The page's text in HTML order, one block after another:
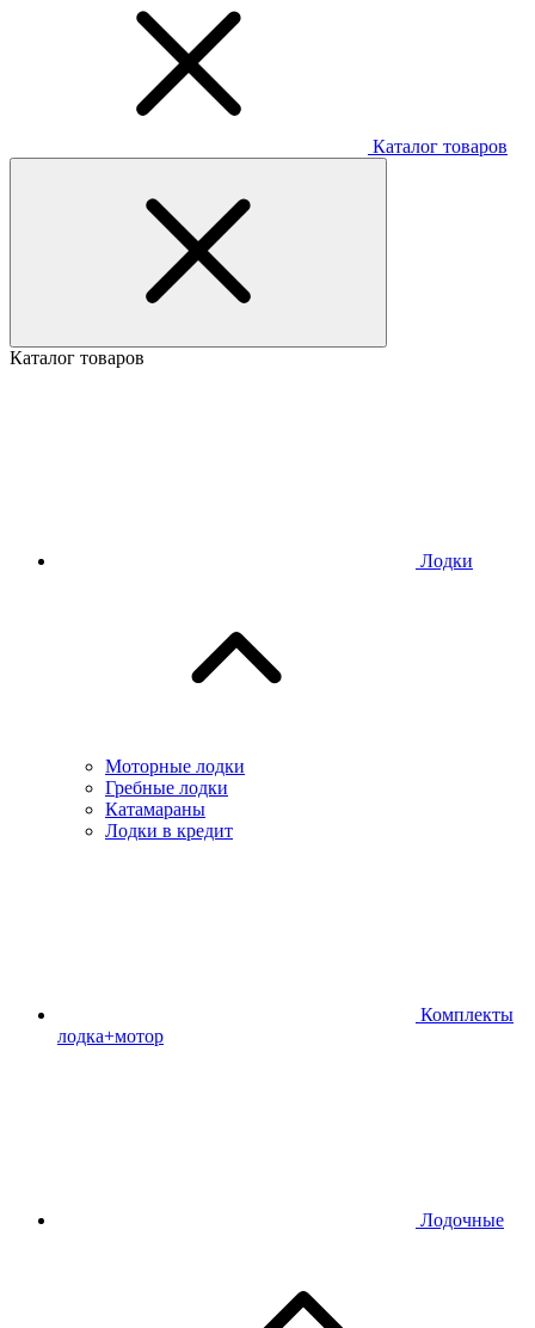
Каталог товаров
Каталог товаров
Лодки
Моторные лодки
Гребные лодки
Катамараны
Лодки в кредит
Комплекты
лодка+мотор
Лодочные